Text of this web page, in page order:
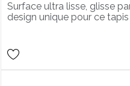
Surface ultra lisse, glisse
design unique pour ce